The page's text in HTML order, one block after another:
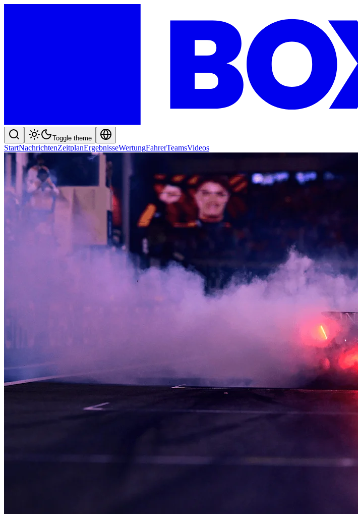
Toggle theme
StartNachrichtenZeitplanErgebnisseWertungFahrerTeamsVideos